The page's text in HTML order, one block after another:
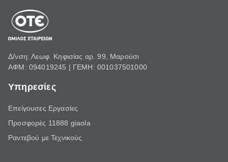
Δ/νση: Λεωφ. Κηφισίας αρ. 99, Μαρούσι
ΑΦΜ: 094019245 | ΓΕΜΗ: 001037501000
Υπηρεσίες
Επείγουσες Εργασίες
Προσφορές 11888 giaola
Ραντεβού με Τεχνικούς